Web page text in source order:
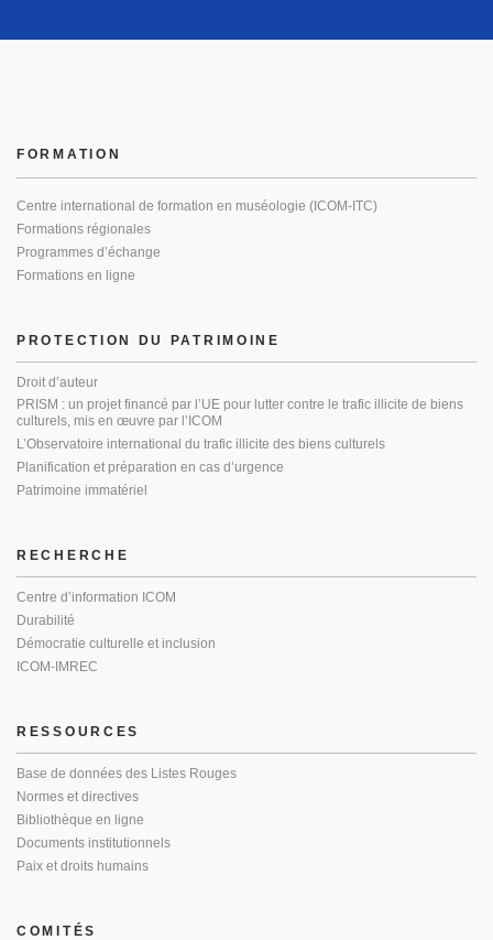
PROTECTION DU PATRIMOINE
Droit d’auteur
PRISM : un projet financé par l’UE pour lutter contre le trafic illicite de biens
culturels, mis en œuvre par l’ICOM
L’Observatoire international du trafic illicite des biens culturels
Planification et préparation en cas d’urgence
Patrimoine immatériel
FORMATION
Centre international de formation en muséologie (ICOM-ITC)
Formations régionales
Programmes d’échange
Formations en ligne
RECHERCHE
Centre d’information ICOM
Durabilité
Démocratie culturelle et inclusion
ICOM-IMREC
RESSOURCES
Base de données des Listes Rouges
Normes et directives
Bibliothèque en ligne
Documents institutionnels
Paix et droits humains
COMITÉS